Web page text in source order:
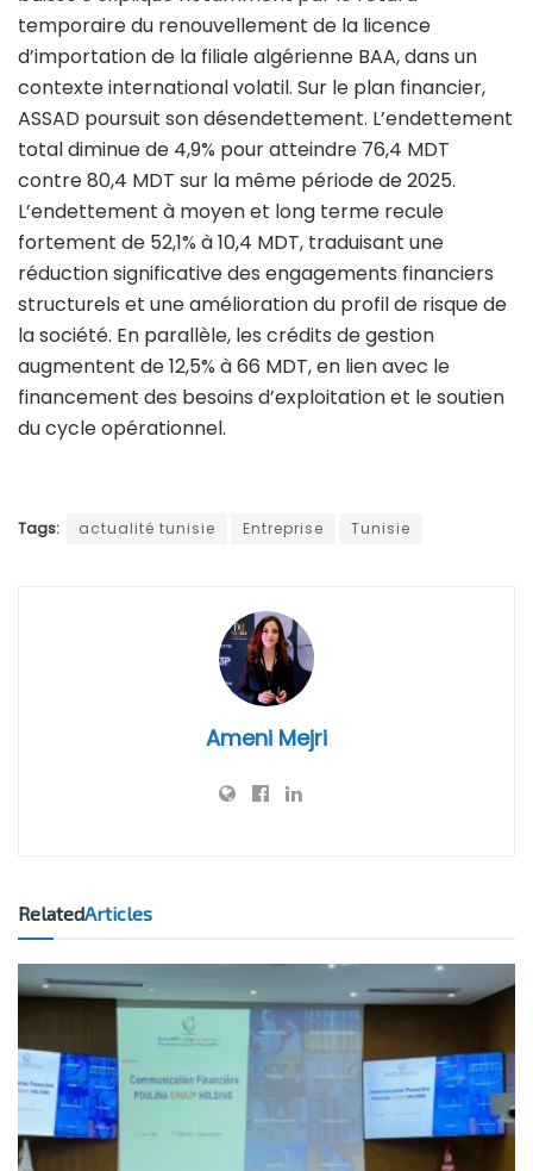
temporaire du renouvellement de la licence
d’importation de la filiale algérienne BAA, dans un
contexte international volatil. Sur le plan financier,
ASSAD poursuit son désendettement. L’endettement
total diminue de 4,9% pour atteindre 76,4 MDT
contre 80,4 MDT sur la même période de 2025.
L’endettement à moyen et long terme recule
fortement de 52,1% à 10,4 MDT, traduisant une
réduction significative des engagements financiers
structurels et une amélioration du profil de risque de
la société. En parallèle, les crédits de gestion
augmentent de 12,5% à 66 MDT, en lien avec le
financement des besoins d’exploitation et le soutien
du cycle opérationnel.
Tags: actualité tunisie Entreprise Tunisie
Ameni Mejri
RelatedArticles